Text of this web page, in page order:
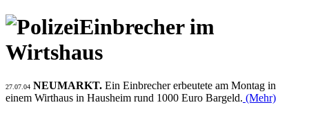
Einbrecher im
Wirtshaus
27.07.04 NEUMARKT. Ein Einbrecher erbeutete am Montag in
einem Wirthaus in Hausheim rund 1000 Euro Bargeld. (Mehr)